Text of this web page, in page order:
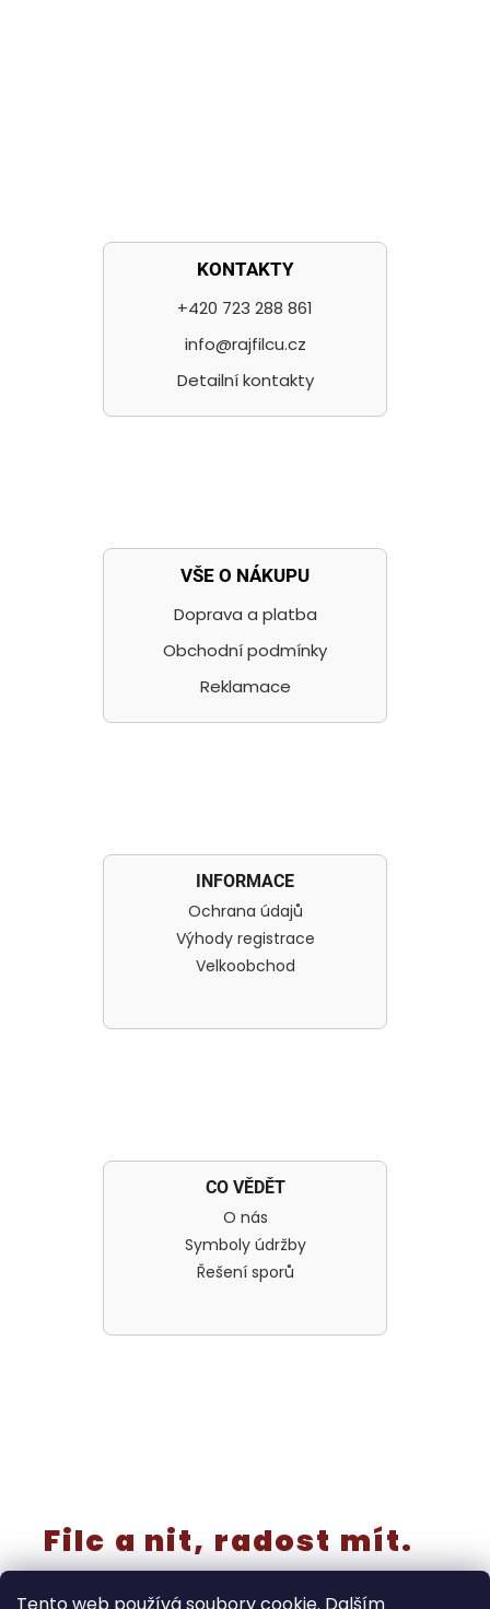
KONTAKTY
+420 723 288 861
info@rajfilcu.cz
Detailní kontakty
VŠE O NÁKUPU
Doprava a platba
Obchodní podmínky
Reklamace
INFORMACE
Ochrana údajů
Výhody registrace
Velkoobchod
CO VĚDĚT
O nás
Symboly údržby
Řešení sporů
Filc a nit, radost mít.